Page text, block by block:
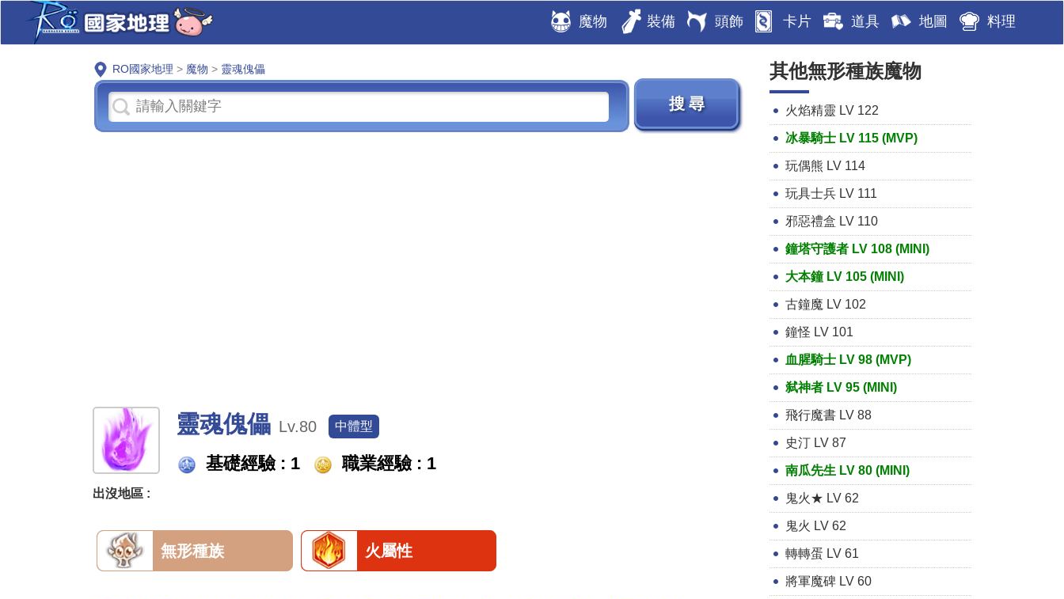
魔物 裝備 頭飾 卡片 道具 地圖 料理
RO國家地理 > 魔物 > 靈魂傀儡
靈魂傀儡 Lv.80 中體型
基礎經驗 : 1 職業經驗 : 1
出沒地區 :
無形種族 火屬性
其他無形種族魔物
火焰精靈 LV 122
冰暴騎士 LV 115 (MVP)
玩偶熊 LV 114
玩具士兵 LV 111
邪惡禮盒 LV 110
鐘塔守護者 LV 108 (MINI)
大本鐘 LV 105 (MINI)
古鐘魔 LV 102
鐘怪 LV 101
血腥騎士 LV 98 (MVP)
弑神者 LV 95 (MINI)
飛行魔書 LV 88
史汀 LV 87
南瓜先生 LV 80 (MINI)
鬼火★ LV 62
鬼火 LV 62
轉轉蛋 LV 61
將軍魔碑 LV 60